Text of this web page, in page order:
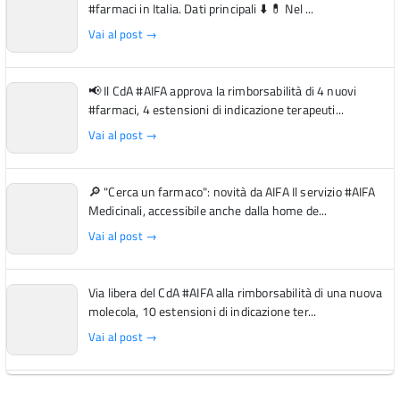
#farmaci in Italia. Dati principali ⬇️ 💊 Nel ...
Vai al post →
📢 Il CdA #AIFA approva la rimborsabilità di 4 nuovi
#farmaci, 4 estensioni di indicazione terapeuti...
Vai al post →
🔎 "Cerca un farmaco": novità da AIFA Il servizio #AIFA
Medicinali, accessibile anche dalla home de...
Vai al post →
Via libera del CdA #AIFA alla rimborsabilità di una nuova
molecola, 10 estensioni di indicazione ter...
Vai al post →